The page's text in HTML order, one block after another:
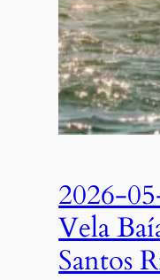
2026-
Vela
Santos